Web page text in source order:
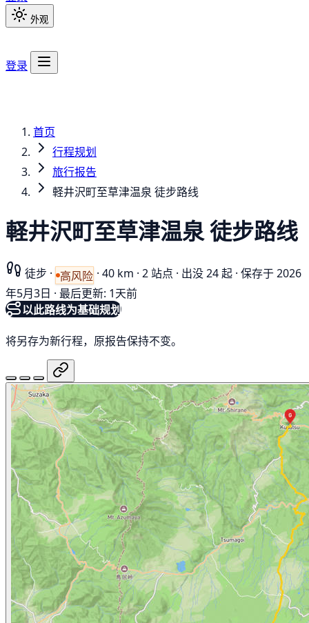
外观
登录
首页
行程规划
旅行报告
軽井沢町至草津温泉 徒步路线
軽井沢町至草津温泉 徒步路线
徒步 · 高风险 · 40 km · 2 站点 · 出没 24 起 · 保存于 2026
年5月3日 · 最后更新: 1天前
以此路线为基础规划
将另存为新行程，原报告保持不变。